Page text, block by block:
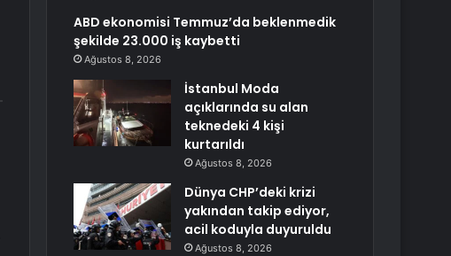
ABD ekonomisi Temmuz’da beklenmedik
şekilde 23.000 iş kaybetti
Ağustos 8, 2026
İstanbul Moda
açıklarında su alan
teknedeki 4 kişi
kurtarıldı
Ağustos 8, 2026
Dünya CHP’deki krizi
yakından takip ediyor,
acil koduyla duyuruldu
Ağustos 8, 2026